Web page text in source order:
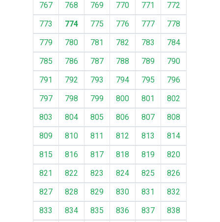
767
768 769 770 771
772
773
774 775 776 777
778
779
780 781 782 783
784
785
786 787 788 789
790
791
792 793 794 795
796
797
798 799 800 801
802
803
804 805 806 807
808
809
810 811 812 813
814
815
816 817 818 819
820
821
822 823 824 825
826
827
828 829 830 831
832
833
834 835 836 837
838